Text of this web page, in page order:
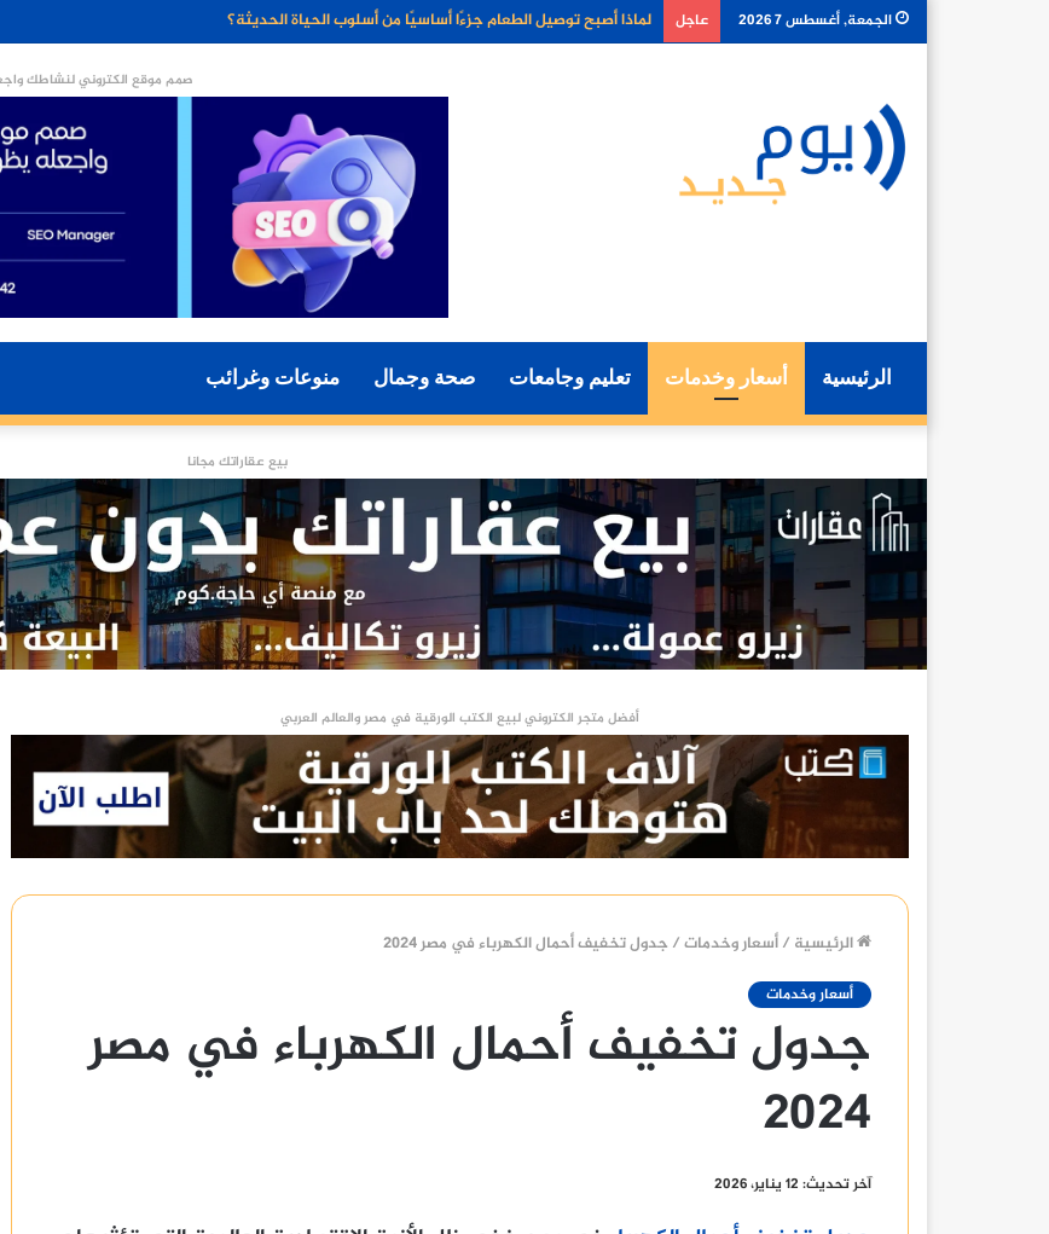
الجمعة, أغسطس 7 2026 عاجل كيف تغير أدوات الذكاء الاصطناعي مستقبل التسويق الرقمي؟
صمم موقع الكتروني لنشاطك
الرئيسية أسعار وخدمات تعليم وجامعات صحة وجمال منوعات وغرائب
بيع عقاراتك مجانا
أفضل متجر الكتروني لبيع الكتب الورقية في مصر والعالم العربي
الرئيسية /أسعار وخدمات/ جدول تخفيف أحمال الكهرباء في مصر 2024
أسعار وخدمات
جدول تخفيف أحمال الكهرباء في مصر
2024
آخر تحديث: 12 يناير، 2026